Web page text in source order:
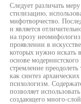
Следует различать
стилизацию,
мифотворчество.
и является
на прозу
проявлении в
которых нужно искать
основе
стремление
как синтез
психологизм.
позволяет
создающего много-